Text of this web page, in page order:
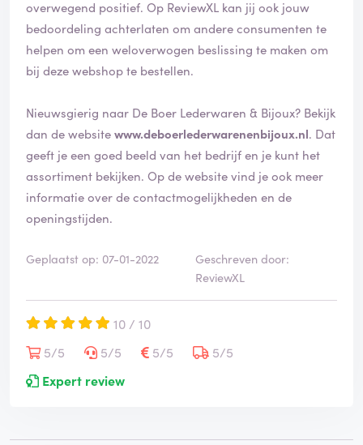
overwegend positief. Op ReviewXL kan jij ook jouw
bedoordeling achterlaten om andere consumenten te
helpen om een weloverwogen beslissing te maken om
bij deze webshop te bestellen.
Nieuwsgierig naar De Boer Lederwaren & Bijoux? Bekijk
dan de websitewww.deboerlederwarenenbijoux.nl. Dat
geeft je een goed beeld van het bedrijf en je kunt het
assortiment bekijken. Op de website vind je ook meer
informatie over de contactmogelijkheden en de
openingstijden.
Geplaatst op: 07-01-2022
Geschreven door:
ReviewXL
10 / 10
5/5
5/5 5/5
5/5
Expert review